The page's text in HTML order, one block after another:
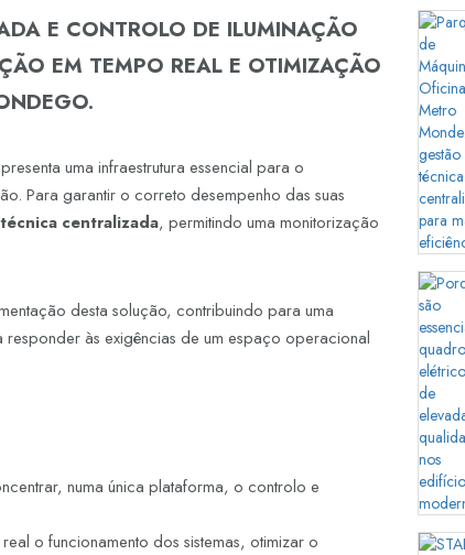
E CONTROLO DE ILUMINAÇÃO
EM TEMPO REAL E OTIMIZAÇÃO
uma infraestrutura essencial para o
Para garantir o correto desempenho das suas
centralizada, permitindo uma monitorização
desta solução, contribuindo para uma
às exigências de um espaço operacional
numa única plataforma, o controlo e
o funcionamento dos sistemas, otimizar o